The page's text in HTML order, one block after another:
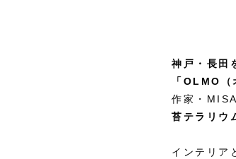
神戸・長田
「OLMO（
作家・
苔テラリウ
インテリア